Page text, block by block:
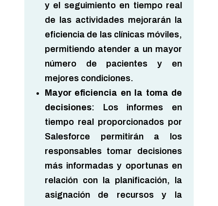
y el seguimiento en tiempo real
de las actividades mejorarán la
eficiencia de las clínicas móviles,
permitiendo atender a un mayor
número de pacientes y en
mejores condiciones.
Mayor eficiencia en la toma de
decisiones: Los informes en
tiempo real proporcionados por
Salesforce permitirán a los
responsables tomar decisiones
más informadas y oportunas en
relación con la planificación, la
asignación de recursos y la